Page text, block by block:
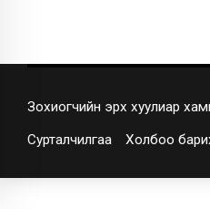
Зохиогчийн эрх хуулиар
Сурталчилгаа Холбоо